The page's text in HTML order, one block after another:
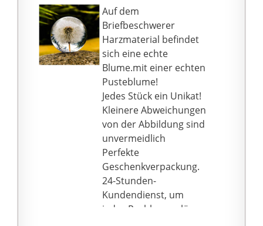
Aquariums verwendet
werden. Geeignet für
Surfer - exquisite
Geschenke und
exquisite Dekorationen
als
Weihnachtsgeschenke
für Ihre engsten
Mitarbeiter. Geben Sie
eine
Meeresatmosphäre.
EXQUISITE PACKAGING:
Eine wunderschön
verpackte
Geschenkbox, die
Auf dem
Briefbeschwerer
Harzmaterial befindet
sich eine echte
Blume.mit einer echten
Pusteblume!
Jedes Stück ein Unikat!
Kleinere Abweichungen
von der Abbildung sind
unvermeidlich
Perfekte
Geschenkverpackung.
24-Stunden-
Kundendienst, um
jedes Problem zu lösen.